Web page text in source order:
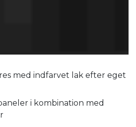
med indfarvet lak efter eget
i kombination med